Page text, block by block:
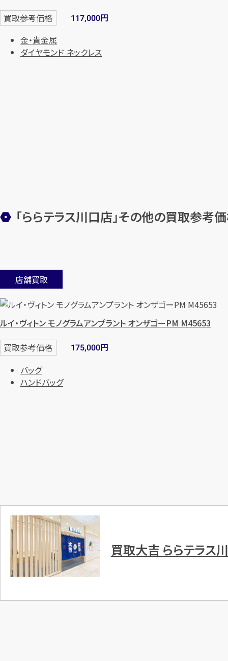
買取参考価格 117,000円
金・貴金属
ダイヤモンド ネックレス
「ららテラス川口店」その他の買取参考
店舗買取
ルイ・ヴィトン モノグラムアンプラント オンザゴーPM M45653
買取参考価格 175,000円
バッグ
ハンドバッグ
買取大吉 ららテラス